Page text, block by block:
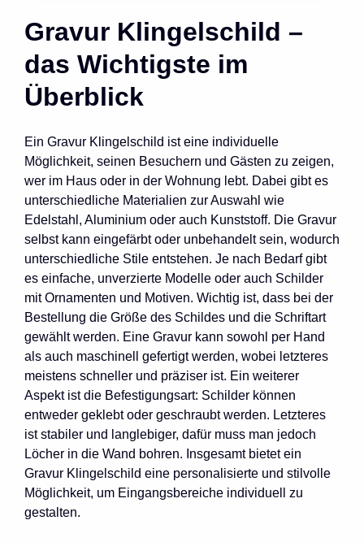
Gravur Klingelschild –
das Wichtigste im
Überblick
Ein Gravur Klingelschild ist eine individuelle
Möglichkeit, seinen Besuchern und Gästen zu zeigen,
wer im Haus oder in der Wohnung lebt. Dabei gibt es
unterschiedliche Materialien zur Auswahl wie
Edelstahl, Aluminium oder auch Kunststoff. Die Gravur
selbst kann eingefärbt oder unbehandelt sein, wodurch
unterschiedliche Stile entstehen. Je nach Bedarf gibt
es einfache, unverzierte Modelle oder auch Schilder
mit Ornamenten und Motiven. Wichtig ist, dass bei der
Bestellung die Größe des Schildes und die Schriftart
gewählt werden. Eine Gravur kann sowohl per Hand
als auch maschinell gefertigt werden, wobei letzteres
meistens schneller und präziser ist. Ein weiterer
Aspekt ist die Befestigungsart: Schilder können
entweder geklebt oder geschraubt werden. Letzteres
ist stabiler und langlebiger, dafür muss man jedoch
Löcher in die Wand bohren. Insgesamt bietet ein
Gravur Klingelschild eine personalisierte und stilvolle
Möglichkeit, um Eingangsbereiche individuell zu
gestalten.